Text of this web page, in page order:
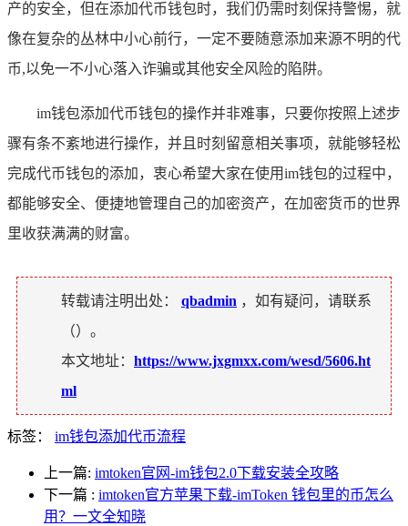
产的安全，但在添加代币钱包时，我们仍需时刻保持警惕，就
像在复杂的丛林中小心前行，一定不要随意添加来源不明的代
币,以免一不小心落入诈骗或其他安全风险的陷阱。
im钱包添加代币钱包的操作并非难事，只要你按照上述步
骤有条不紊地进行操作，并且时刻留意相关事项，就能够轻松
完成代币钱包的添加，衷心希望大家在使用im钱包的过程中，
都能够安全、便捷地管理自己的加密资产，在加密货币的世界
里收获满满的财富。
转载请注明出处： qbadmin ，如有疑问，请联系
（）。
本文地址： https://www.jxgmxx.com/wesd/5606.ht
ml
标签： im钱包添加代币流程
上一篇: imtoken官网-im钱包2.0下载安装全攻略
下一篇 : imtoken官方苹果下载-imToken 钱包里的币怎么
用？一文全知晓